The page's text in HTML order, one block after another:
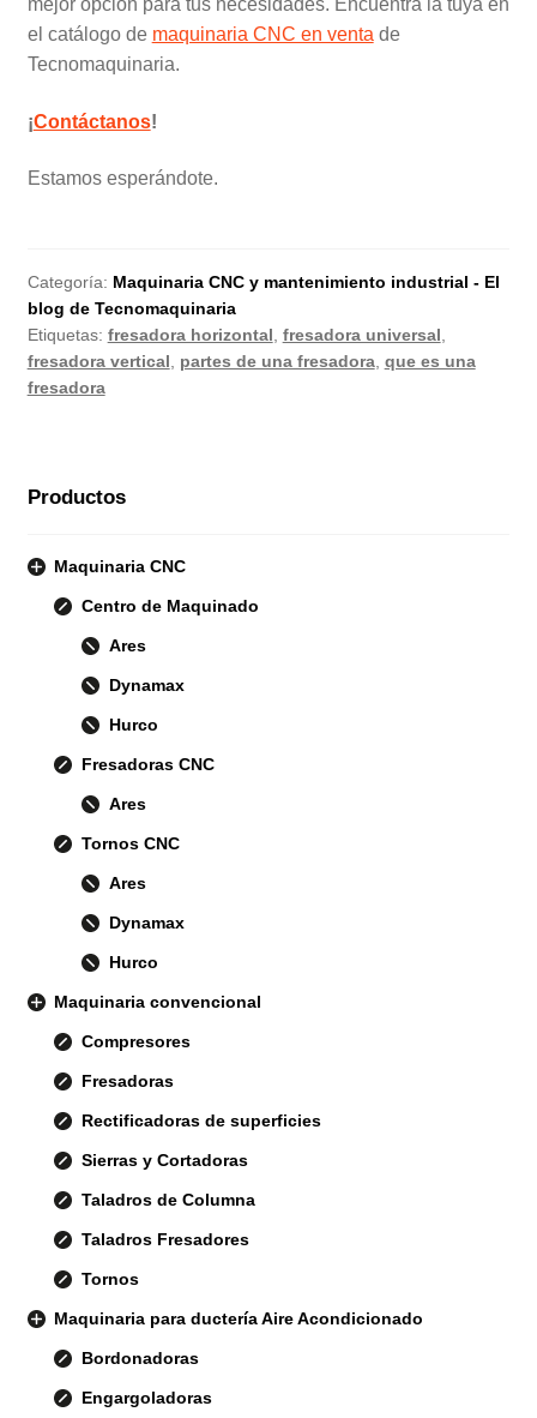
mejor opción para tus necesidades. Encuentra la tuya en
el catálogo de maquinaria CNC en venta de
Tecnomaquinaria.
¡Contáctanos!
Estamos esperándote.
Categoría: Maquinaria CNC y mantenimiento industrial - El
blog de Tecnomaquinaria
Etiquetas: fresadora horizontal fresadora universal
fresadora vertical
partes de una fresadora, que es una
fresadora
Productos
Maquinaria CNC
Centro de Maquinado
Ares
Dynamax
Hurco
Fresadoras CNC
Ares
Tornos CNC
Ares
Dynamax
Hurco
Maquinaria convencional
Compresores
Fresadoras
Rectificadoras de superficies
Sierras y Cortadoras
Taladros de Columna
Taladros Fresadores
Tornos
Maquinaria para ductería Aire Acondicionado
Bordonadoras
Engargoladoras